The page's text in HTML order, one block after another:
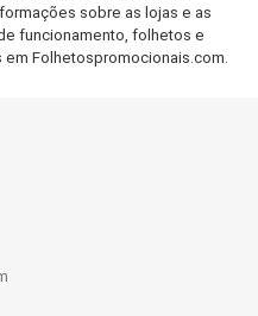
sobre as lojas e as
funcionamento, folhetos e
Folhetospromocionais.com.